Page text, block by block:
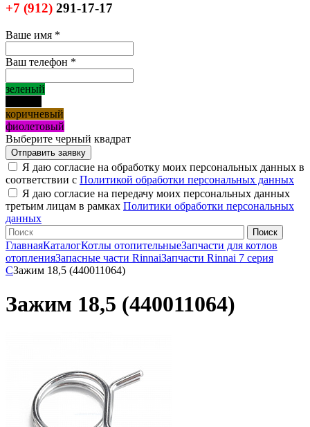
+7 (912) 291-17-17
Ваше имя *
Ваш телефон *
зеленый
коричневый
фиолетовый
Выберите черный квадрат
Я даю согласие на обработку моих персональных данных в
соответствии с Политикой обработки персональных данных
Я даю согласие на передачу моих персональных данных
третьим лицам в рамках Политики обработки персональных
данных
ГлавнаяКаталогКотлы отопительныеЗапчасти для котлов
отопленияЗапасные части RinnaiЗапчасти Rinnai 7 серия
CЗажим 18,5 (440011064)
Зажим 18,5 (440011064)